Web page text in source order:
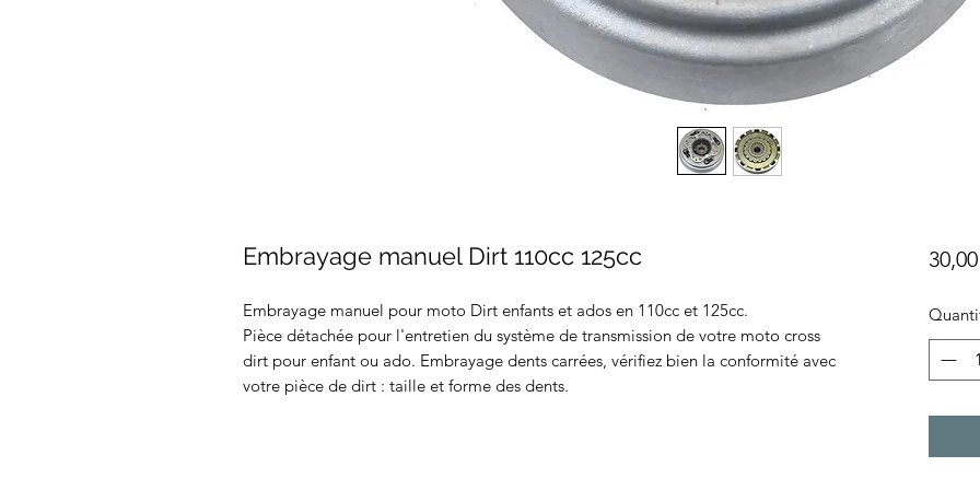
Embrayage manuel Dirt 110cc 125cc
Embrayage manuel pour moto Dirt enfants et ados en 110cc et 125cc.
Pièce détachée pour l'entretien du système de transmission de votre moto cross
dirt pour enfant ou ado. Embrayage dents carrées, vérifiez bien la conformité avec
votre pièce de dirt : taille et forme des dents.